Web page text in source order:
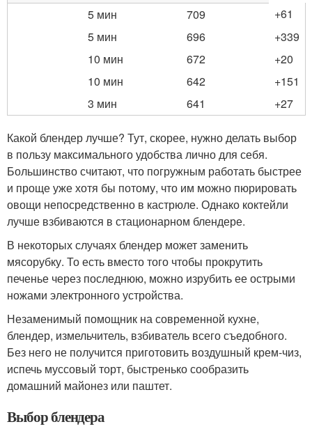
5 мин
709
+61
5 мин
696
+339
10 мин
672
+20
10 мин
642
+151
3 мин
641 +27
Какой блендер лучше? Тут, скорее, нужно делать выбор
в пользу максимального удобства лично для себя.
Большинство считают, что погружным работать быстрее
и проще уже хотя бы потому, что им можно пюрировать
овощи непосредственно в кастрюле. Однако коктейли
лучше взбиваются в стационарном блендере.
В некоторых случаях блендер может заменить
мясорубку. То есть вместо того чтобы прокрутить
печенье через последнюю, можно изрубить ее острыми
ножами электронного устройства.
Незаменимый помощник на современной кухне,
блендер, измельчитель, взбиватель всего съедобного.
Без него не получится приготовить воздушный крем-чиз,
испечь муссовый торт, быстренько сообразить
домашний майонез или паштет.
Выбор блендера